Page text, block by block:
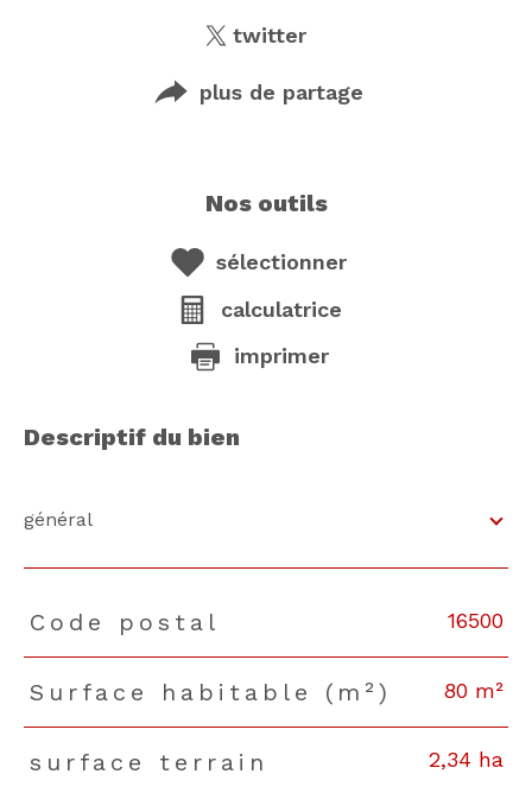
twitter
plus de partage
nos outils
sélectionner
calculatrice
imprimer
descriptif du bien
général
TRAD_PAMPERO_Caracteristique Valeurs
Code postal 16500
Surface habitable (m²) 80 m²
surface terrain 2,34 ha